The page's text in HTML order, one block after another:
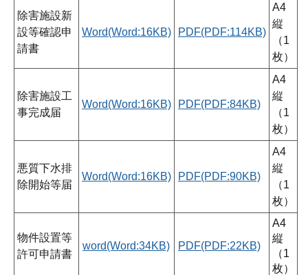
除害施設新
設等確認申
請書
Word(Word:16KB) PDF(PDF:114KB)
A4
縦
（1
枚）
除害施設工
事完成届
Word(Word:16KB) PDF(PDF:84KB)
A4
縦
（1
枚）
悪質下水排
除開始等届
Word(Word:16KB) PDF(PDF:90KB)
A4
縦
（1
枚）
物件設置等
許可申請書
word(Word:34KB) PDF(PDF:22KB)
A4
縦
（1
枚）